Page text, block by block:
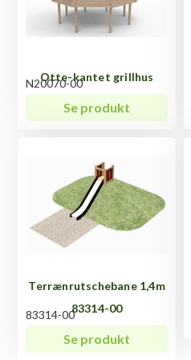
Otte-kantet grillhus
N20070-00
Se produkt
Terrænrutschebane 1,4m
83314-00
83314-00
Se produkt